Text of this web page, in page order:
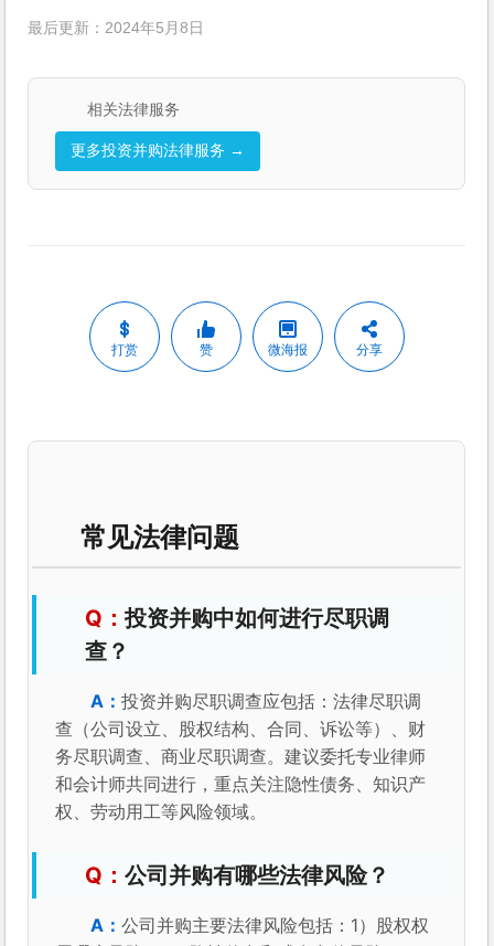
最后更新：2024年5月8日
相关法律服务
更多投资并购法律服务 →
打赏 赞 微海报 分享
常见法律问题
投资并购中如何进行尽职调
查？
投资并购尽职调查应包括：法律尽职调
查（公司设立、股权结构、合同、诉讼等）、财
务尽职调查、商业尽职调查。建议委托专业律师
和会计师共同进行，重点关注隐性债务、知识产
权、劳动用工等风险领域。
公司并购有哪些法律风险？
公司并购主要法律风险包括：1）股权权